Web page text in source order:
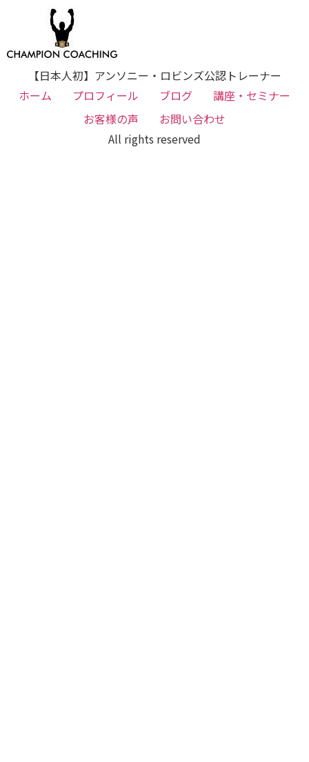
【日本人初】アンソニー・ロビンズ公認トレーナー
ホーム
プロフィール ブログ
講座・セミナー
お客様の声
お問い合わせ
All rights reserved